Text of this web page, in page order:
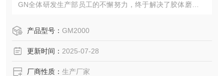
GN全体研发生产部员工的不懈努力，终于解决了胶体磨的提
产品型号： GM2000
更新时间： 2025-07-28
厂商性质： 生产厂家